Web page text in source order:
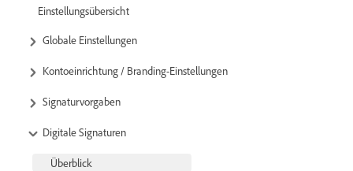
Einstellungsübersicht
Globale Einstellungen
Kontoeinrichtung / Branding-Einstellungen
Signaturvorgaben
Digitale Signaturen
Überblick